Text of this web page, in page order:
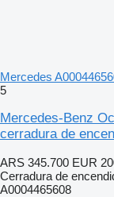
Mercedes
5
Mercedes-Benz
cerradura de
ARS 345.700 EUR
Cerradura de
A0004465608